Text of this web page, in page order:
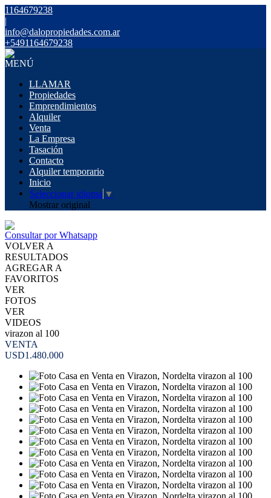
1164679238
|
info@dalopropiedades.com.ar
+5491164679238
MENÚ
LLAMAR
Propiedades
Emprendimientos
Alquiler
Venta
La Empresa
Tasación
Contacto
Alquiler temporario
Inicio
Seleccionar idioma ▼
Mostrar original
Consultar por Whatsapp
VOLVER A
RESULTADOS
AGREGAR A
FAVORITOS
VER
FOTOS
VER
VIDEOS
virazon al 100
VENTA
USD1.480.000